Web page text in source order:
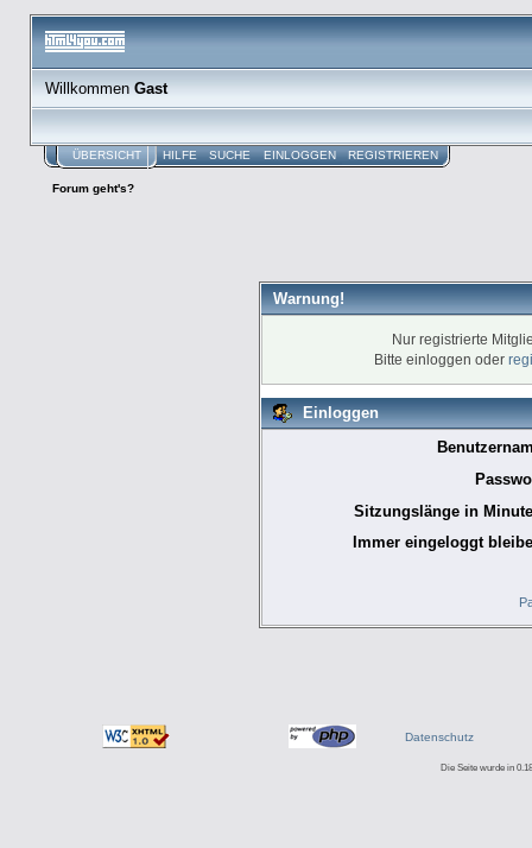
WillkommenGast
ÜBERSICHT HILFE SUCHE EINLOGGEN REGISTRIEREN
Forum geht's?
Warnung!
Nur registrierte
Bitte einloggen oder
Einloggen
Sitzungslänge in
Immer eingeloggt
Datenschutz
Die Seite wurde in